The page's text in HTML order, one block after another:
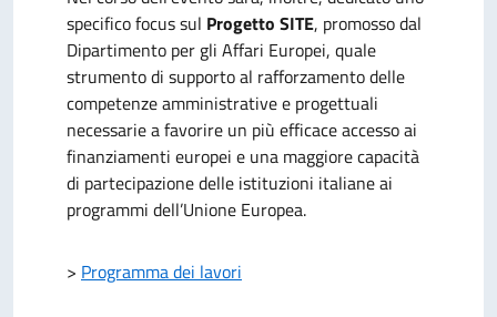
specifico focus sul Progetto SITE, promosso dal
Dipartimento per gli Affari Europei, quale
strumento di supporto al rafforzamento delle
competenze amministrative e progettuali
necessarie a favorire un più efficace accesso ai
finanziamenti europei e una maggiore capacità
di partecipazione delle istituzioni italiane ai
programmi dell’Unione Europea.
> Programma dei lavori